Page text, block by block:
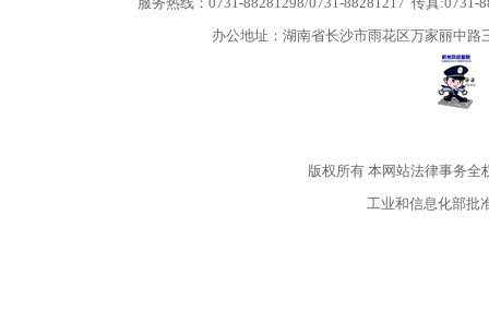
办公地址：湖南省长沙市雨花区万家丽中
版权所有本网站法律事务全
工业和信息化部批